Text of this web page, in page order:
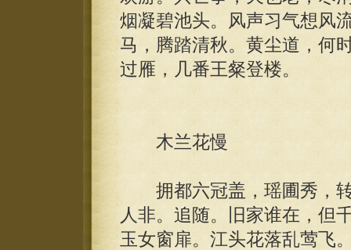
烟凝碧池头。风声习气想风
马，腾踏清秋。黄尘道，何
过雁，几番王粲登楼。
木兰花慢
拥都六冠盖，瑶圃秀，转
人非。追随。旧家谁在，但
玉女窗扉。江头花落乱莺飞